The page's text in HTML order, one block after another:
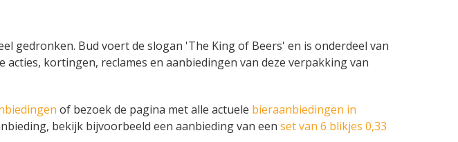
gedronken. Bud voert de slogan 'The King of Beers' en is onderdeel van
kortingen, reclames en aanbiedingen van deze verpakking van
of bezoek de pagina met alle actuele bieraanbiedingen in
bekijk bijvoorbeeld een aanbieding van een set van 6 blikjes 0,33